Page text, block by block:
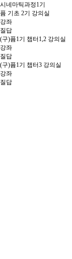
시네마틱과정1기
퓸 기초 2기 강의실
강좌
질답
(구)퓸1기 챕터1,2 강의실
강좌
질답
(구)퓸1기 챕터3 강의실
강좌
질답